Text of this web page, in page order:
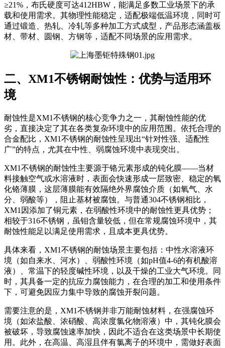
≥21%，布氏硬度可达412HBW，能满足多数工业场景下的承
载和使用需求。其物理性能稳定，适配极端低温环境，同时可
通过锻造、热轧、冷轧等多种加工方式成型，产品形态涵盖板
材、带材、圆钢、方钢等，适配不同场景的应用需求。
二、XM1不锈钢耐蚀性：优势与适用环
境
耐蚀性是XM1不锈钢的核心竞争力之一，其耐蚀性能的优
劣，直接决定了其在各类复杂环境中的应用范围。依托合理的
合金配比，XM1不锈钢的耐蚀性呈现出“针对性强、适配性
广”的特点，尤其在中性、弱腐蚀环境中表现突出。
XM1不锈钢的耐蚀性主要源于铬元素形成的钝化膜——当材
料接触空气或水溶液时，表面会快速形成一层致密、稳定的氧
化铬薄膜，这层薄膜能有效隔绝外界腐蚀介质（如氧气、水
分、弱酸等），阻止基材被腐蚀。与普通304不锈钢相比，
XM1因添加了铜元素，在弱酸性环境中的耐蚀性更具优势；
相较于316不锈钢，虽钼含量较低，但在常规腐蚀环境中，其
耐蚀性能足以满足使用需求，且成本更具优势。
具体来看，XM1不锈钢的耐蚀场景主要包括：中性水溶液环
境（如自来水、河水）、弱酸性环境（如pH值4-6的有机酸溶
液）、常温下的轻度碱性环境，以及干燥的工业大气环境。同
时，其具备一定的抗应力腐蚀能力，在合理的加工和使用条件
下，可避免因应力集中导致的腐蚀开裂问题。
需要注意的是，XM1不锈钢并非万能耐蚀材料，在强腐蚀环
境（如浓盐酸、浓硝酸、高浓度氯化物溶液）中，其钝化膜会
被破坏，导致腐蚀速率加快，因此不适合在这类场景中长期使
用。此外，在高温、高湿且伴有氯离子的环境中，需做好表面